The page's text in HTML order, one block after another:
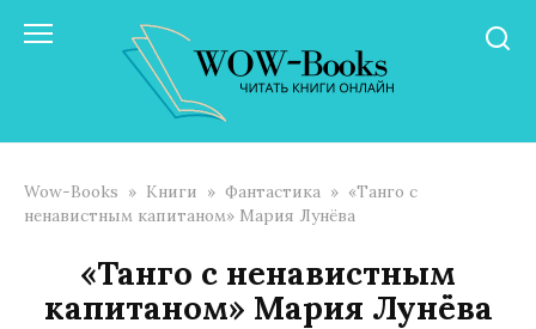
Wow-Books » Книги » Фантастика » «Танго с
ненавистным капитаном» Мария Лунёва
«Танго с ненавистным
капитаном» Мария Лунёва